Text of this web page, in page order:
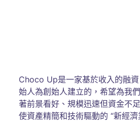
Choco Up是一家基於收入的融
始人為創始人建立的，希望為我
著前景看好、規模迅速但資金不
使資產精簡和技術驅動的 “新經